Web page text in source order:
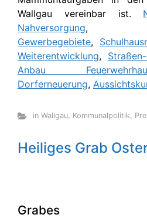
Wallgau vereinbar ist.
Nahversorgung,
Gewerbegebiete,
Weiterentwicklung,
Anbau
Dorferneuerung,
in Wallgau, Kommunalpolitik,
Heiliges Grab
Grabes